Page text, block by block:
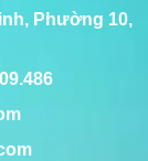
Phường 10,